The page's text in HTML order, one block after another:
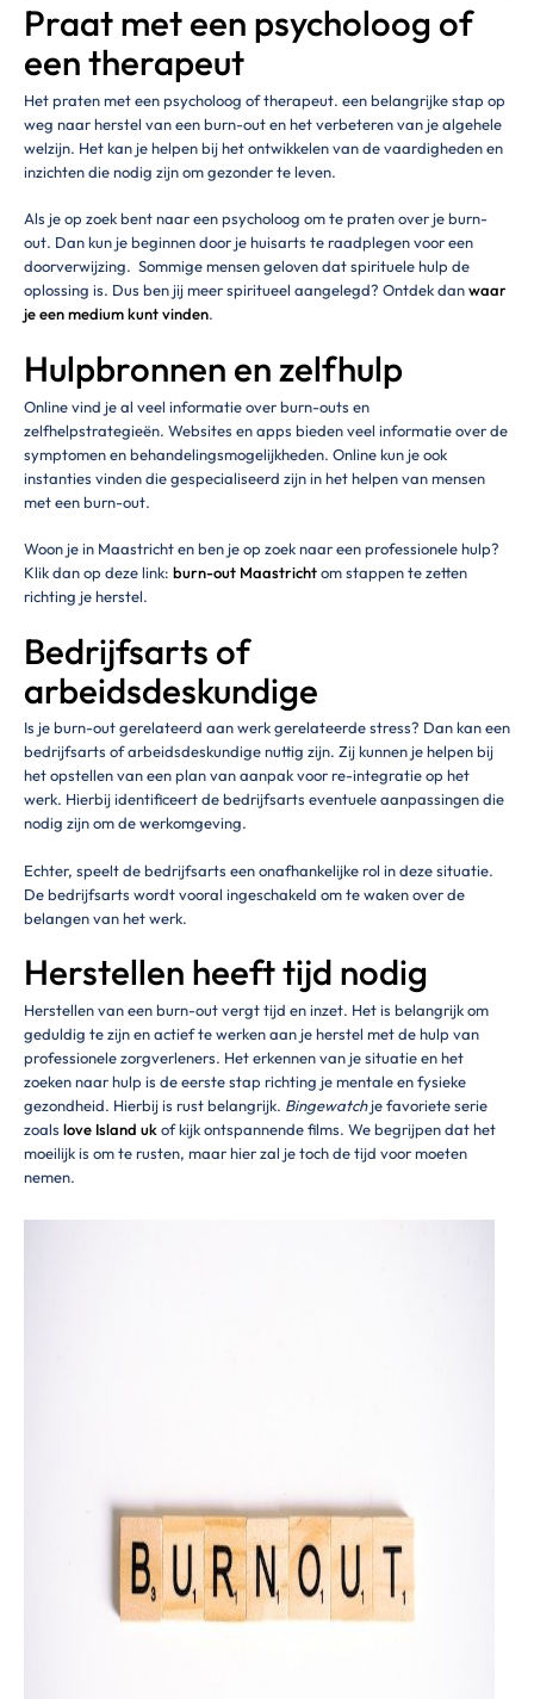
Praat met een psycholoog of
een therapeut
Het praten met een psycholoog of therapeut. een belangrijke stap op
weg naar herstel van een burn-out en het verbeteren van je algehele
welzijn. Het kan je helpen bij het ontwikkelen van de vaardigheden en
inzichten die nodig zijn om gezonder te leven.
Als je op zoek bent naar een psycholoog om te praten over je burn-
out. Dan kun je beginnen door je huisarts te raadplegen voor een
doorverwijzing. Sommige mensen geloven dat spirituele hulp de
oplossing is. Dus ben jij meer spiritueel aangelegd? Ontdek danwaar
je een medium kunt vinden.
Hulpbronnen en zelfhulp
Online vind je al veel informatie over burn-outs en
zelfhelpstrategieën. Websites en apps bieden veel informatie over de
symptomen en behandelingsmogelijkheden. Online kun je ook
instanties vinden die gespecialiseerd zijn in het helpen van mensen
met een burn-out.
Woon je in Maastricht en ben je op zoek naar een professionele hulp?
Klik dan op deze link: burn-out Maastrichtom stappen te zetten
richting je herstel.
Bedrijfsarts of
arbeidsdeskundige
Is je burn-out gerelateerd aan werk gerelateerde stress? Dan kan een
bedrijfsarts of arbeidsdeskundige nuttig zijn. Zij kunnen je helpen bij
het opstellen van een plan van aanpak voor re-integratie op het
werk. Hierbij identificeert de bedrijfsarts eventuele aanpassingen die
nodig zijn om de werkomgeving.
Echter, speelt de bedrijfsarts een onafhankelijke rol in deze situatie.
De bedrijfsarts wordt vooral ingeschakeld om te waken over de
belangen van het werk.
Herstellen heeft tijd nodig
Herstellen van een burn-out vergt tijd en inzet. Het is belangrijk om
geduldig te zijn en actief te werken aan je herstel met de hulp van
professionele zorgverleners. Het erkennen van je situatie en het
zoeken naar hulp is de eerste stap richting je mentale en fysieke
gezondheid. Hierbij is rust belangrijk. Bingewatchje favoriete serie
zoals love Island uk of kijk ontspannende films. We begrijpen dat het
moeilijk is om te rusten, maar hier zal je toch de tijd voor moeten
nemen.